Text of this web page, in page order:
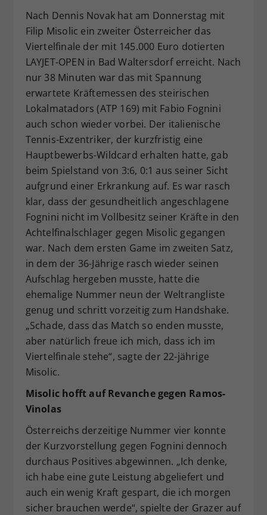
Nach Dennis Novak hat am Donnerstag mit
Filip Misolic ein zweiter Österreicher das
Viertelfinale der mit 145.000 Euro dotierten
LAYJET-OPEN in Bad Waltersdorf erreicht. Nach
nur 38 Minuten war das mit Spannung
erwartete Kräftemessen des steirischen
Lokalmatadors (ATP 169) mit Fabio Fognini
auch schon wieder vorbei. Der italienische
Tennis-Exzentriker, der kurzfristig eine
Hauptbewerbs-Wildcard erhalten hatte, gab
beim Spielstand von 3:6, 0:1 aus seiner Sicht
aufgrund einer Erkrankung auf. Es war rasch
klar, dass der gesundheitlich angeschlagene
Fognini nicht im Vollbesitz seiner Kräfte in den
Achtelfinalschlager gegen Misolic gegangen
war. Nach dem ersten Game im zweiten Satz,
in dem der 36-Jährige rasch wieder seinen
Aufschlag hergeben musste, hatte die
ehemalige Nummer neun der Weltrangliste
genug und schritt vorzeitig zum Handshake.
„Schade, dass das Match so enden musste,
aber natürlich freue ich mich, dass ich im
Viertelfinale stehe“, sagte der 22-jährige
Misolic.
Misolic hofft auf Revanche gegen Ramos-
Vinolas
Österreichs derzeitige Nummer vier konnte
der Kurzvorstellung gegen Fognini dennoch
durchaus Positives abgewinnen. „Ich denke,
ich habe eine gute Leistung abgeliefert und
auch ein wenig Kraft gespart, die ich morgen
sicher brauchen werde“, spielte der Grazer auf
Zweck
Dieser Wert speichert Ihre Consent-
Einstellungen. Unter anderem eine
zufällig generierte ID, für die
historische Speicherung Ihrer
vorgenommen Einstellungen, falls der
Webseiten-Betreiber dies eingestellt
hat.